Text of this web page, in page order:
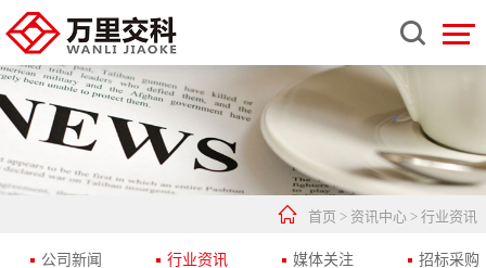

 首页 > 资讯中心 > 行业资讯
公司新闻 行业资讯 媒体关注 招标采购